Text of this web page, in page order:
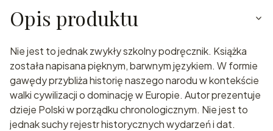
Opis produktu
Nie jest to jednak zwykły szkolny podręcznik. Książka
została napisana pięknym, barwnym językiem. W formie
gawędy przybliża historię naszego narodu w kontekście
walki cywilizacji o dominację w Europie. Autor prezentuje
dzieje Polski w porządku chronologicznym. Nie jest to
jednak suchy rejestr historycznych wydarzeń i dat.